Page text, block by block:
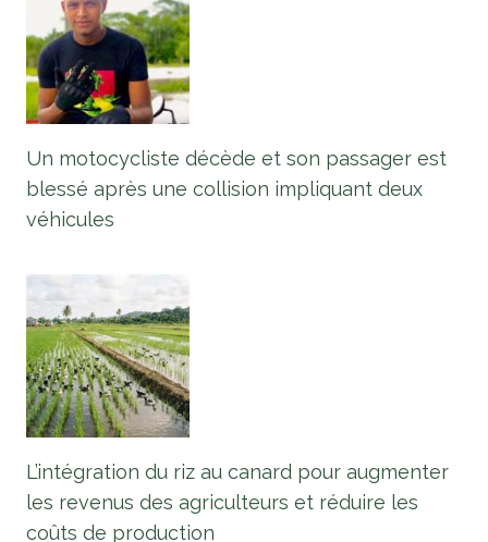
Un motocycliste décède et son passager est
blessé après une collision impliquant deux
véhicules
L’intégration du riz au canard pour augmenter
les revenus des agriculteurs et réduire les
coûts de production